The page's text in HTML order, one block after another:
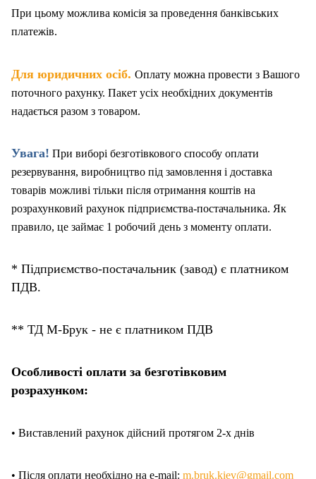
При цьому можлива комісія за проведення банківських
платежів.
Для юридичних осіб. Оплату можна провести з Вашого
поточного рахунку. Пакет усіх необхідних документів
надається разом з товаром.
Увага! При виборі безготівкового способу оплати
резервування, виробництво під замовлення і доставка
товарів можливі тільки після отримання коштів на
розрахунковий рахунок підприємства-постачальника. Як
правило, це займає 1 робочий день з моменту оплати.
* Підприємство-постачальник (завод) є платником
ПДВ.
** ТД М-Брук - не є платником ПДВ
Особливості оплати за безготівковим
розрахунком:
• Виставлений рахунок дійсний протягом 2-х днів
• Після оплати необхідно на e-mail: m.bruk.kiev@gmail.com